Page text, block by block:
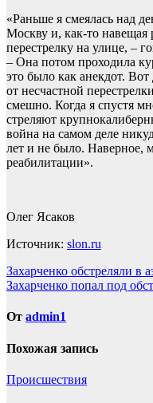
«Раньше я смеялась над
Москву и, как-то навещая
перестрелку на улице, –
– Она потом проходила
это было как анекдот.
от несчастной
смешно. Когда я спустя
стреляют
война на самом деле
лет и не было. Наверное,
реабилитации».
Олег Ясаков
Источник: slon.ru
Навигация
по
записям
Захарченко обстреляли в
Захарченко попал под
От admin1
Похожая запись
Происшествия